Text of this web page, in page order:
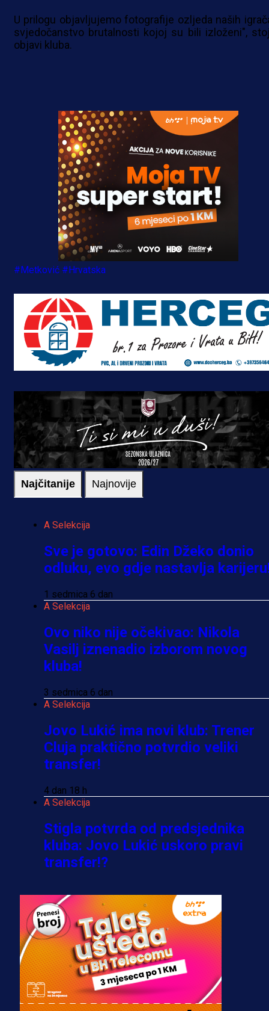
U prilogu objavljujemo fotografije ozljeda naših
svjedočanstvo brutalnosti kojoj su bili izloženi",
objavi kluba.
#Metković #Hrvatska
Najčitanije Najnovije
A Selekcija
Sve je gotovo: Edin Džeko donio
odluku, evo gdje nastavlja
1 sedmica 6 dan
A Selekcija
Ovo niko nije očekivao: Nikola
Vasilj iznenadio izborom novog
kluba!
3 sedmica 6 dan
A Selekcija
Jovo Lukić ima novi klub: Trener
Cluja praktično potvrdio veliki
transfer!
4 dan 18 h
A Selekcija
Stigla potvrda od predsjednika
kluba: Jovo Lukić uskoro pravi
transfer!?
A Selekcija
Zmajevi dobili veliko pojačanje:
Fudbaler Olympiacosa želi obući
dres BiH!
3 sedmica 4 dan
Premijer liga BiH